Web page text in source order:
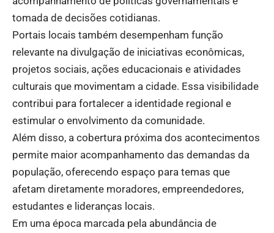
tomada de decisões cotidianas.
Portais locais também desempenham função
relevante na divulgação de iniciativas econômicas,
projetos sociais, ações educacionais e atividades
culturais que movimentam a cidade. Essa visibilidade
contribui para fortalecer a identidade regional e
estimular o envolvimento da comunidade.
Além disso, a cobertura próxima dos acontecimentos
permite maior acompanhamento das demandas da
população, oferecendo espaço para temas que
afetam diretamente moradores, empreendedores,
estudantes e lideranças locais.
Em uma época marcada pela abundância de